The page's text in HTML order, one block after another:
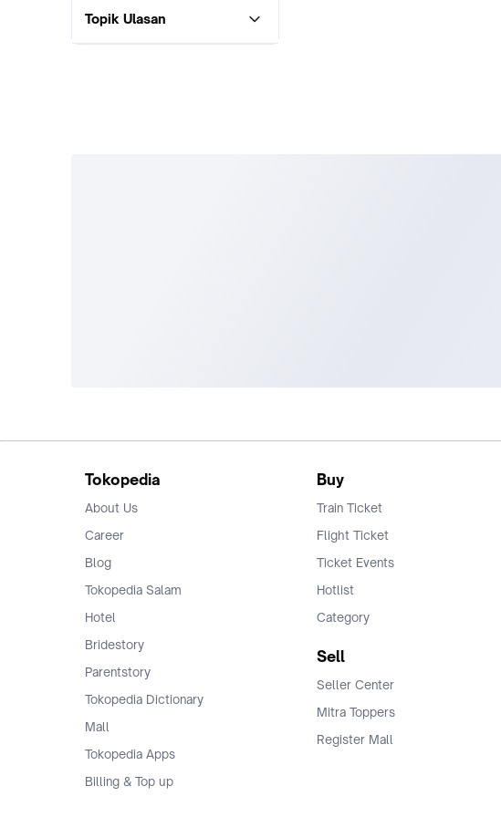
Topik Ulasan
Tokopedia
About Us
Career
Blog
Tokopedia Salam
Hotel
Bridestory
Parentstory
Tokopedia Dictionary
Mall
Tokopedia Apps
Billing & Top up
Buy
Train Ticket
Flight Ticket
Ticket Events
Hotlist
Category
Sell
Seller Center
Mitra Toppers
Register Mall